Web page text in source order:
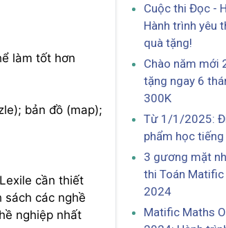
làm tốt hơn
bản đồ (map);
cần thiết
sách các nghề
nghiệp nhất
Cuộc thi Đọc -
Hành trình yêu
quà tặng!
Chào năm mới
tặng ngay 6
300K
Từ 1/1/2025:
phẩm học
3 gương mặt
thi Toán
2024
Matific Maths